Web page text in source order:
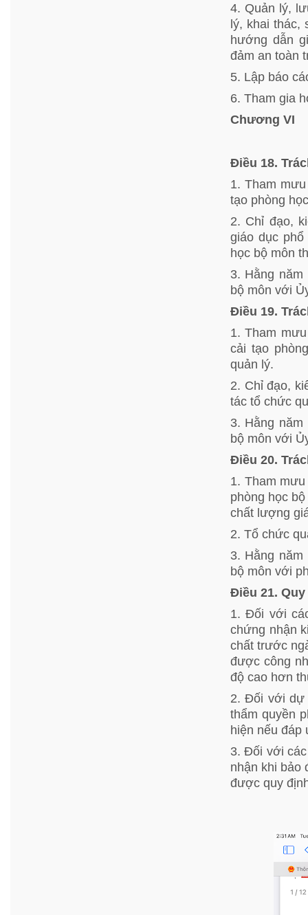
4. Quản lý,
lý, khai thác,
hướng dẫn
đảm an toàn
5. Lập báo
6. Tham gia
Chương VI
Điều 18.
1. Tham
tạo phòng
2. Chỉ đạo,
giáo dục
học bộ môn
3. Hằng
bộ môn với
Điều 19.
1. Tham
cải tạo
quản lý.
2. Chỉ đạo,
tác tổ chức
3. Hằng
bộ môn với
Điều 20.
1. Tham
phòng học
chất lượng
2. Tổ chức
3. Hằng
bộ môn với
Điều 21.
1. Đối với
chứng nhận
chất trước
được công
độ cao hơn
2. Đối với dự
thẩm quyền
hiện nếu đáp
3. Đối với
nhận khi bảo
được quy